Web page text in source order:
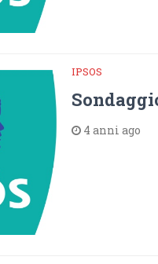
IPSOS
4 anni ago